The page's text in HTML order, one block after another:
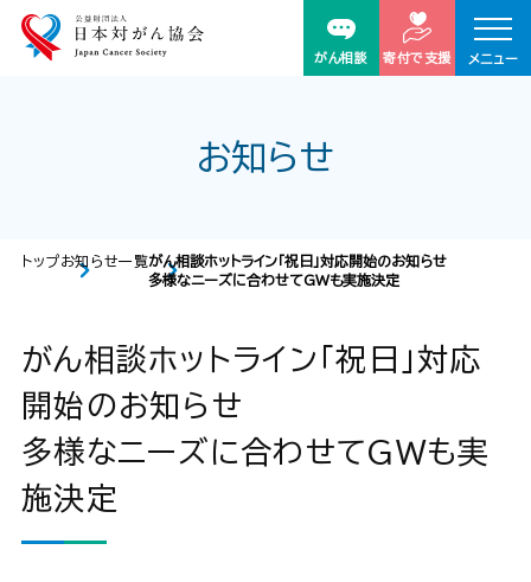
がん相談 寄付で支援 メニュー
お知らせ
トップお知らせ一覧がん相談ホットライン「祝日」対応開始のお知らせ
多様なニーズに合わせてGWも実施決定
がん相談ホットライン「祝日」対応
開始のお知らせ
多様なニーズに合わせてGWも実
施決定